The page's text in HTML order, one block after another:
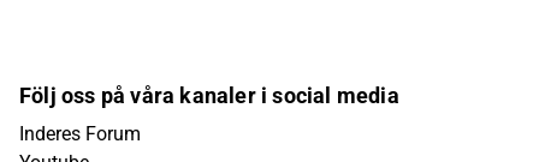
Följ oss på våra kanaler i social media
Inderes Forum